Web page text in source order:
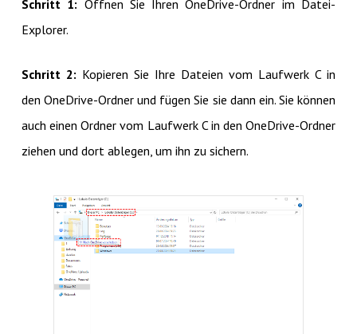
Schritt 1: Öffnen Sie Ihren OneDrive-Ordner im Datei-
Explorer.
Schritt 2: Kopieren Sie Ihre Dateien vom Laufwerk C in
den OneDrive-Ordner und fügen Sie sie dann ein. Sie können
auch einen Ordner vom Laufwerk C in den OneDrive-Ordner
ziehen und dort ablegen, um ihn zu sichern.